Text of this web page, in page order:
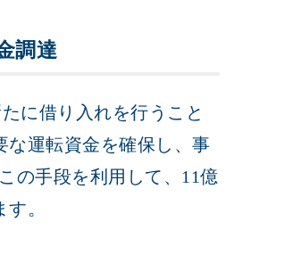
調達
に借り入れを行うこと
な運転資金を確保し、事
の手段を利用して、11億
。